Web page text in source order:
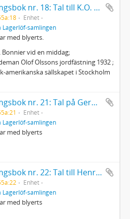
Anteckningsbok nr. 18: Tal till K.O. Bonnier vid en middag m.m.
Enhet
Lagerlöf-samlingen
med blyerts.
Bonnier vid en middag;
Olof Olssons jordfästning 1932 ;
amerikanska sällskapet i Stockholm
Anteckningsbok nr. 21: Tal på Gerda Ahlgrens 70-årsdag den 8 augusti 1932 m.m.
Enhet
Lagerlöf-samlingen
med blyerts
Anteckningsbok nr. 22: Tal till Henriette Coyet på Torup m.m.
Enhet
Lagerlöf-samlingen
med blyerts